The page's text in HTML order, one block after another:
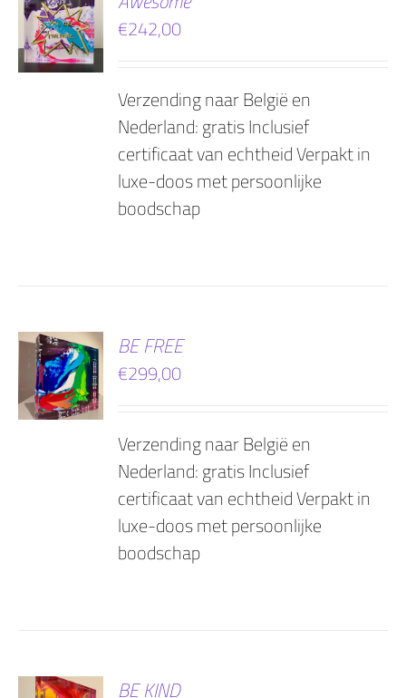
€242,00
Verzending naar België en
Nederland: gratis Inclusief
certificaat van echtheid Verpakt in
luxe-doos met persoonlijke
boodschap
BE FREE
€299,00
Verzending naar België en
Nederland: gratis Inclusief
certificaat van echtheid Verpakt in
luxe-doos met persoonlijke
boodschap
BE KIND